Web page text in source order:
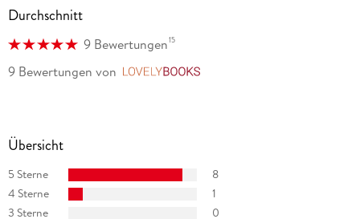
Durchschnitt
9 Bewertungen15
9 Bewertungen von
Übersicht
5 Sterne
8
4 Sterne
1
3 Sterne
0